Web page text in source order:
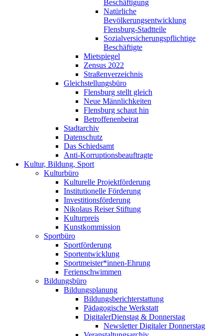
Beschäftigung
Natürliche
Bevölkerungsentwicklung
Flensburg-Stadtteile
Sozialversicherungspflichtige
Beschäftigte
Mietspiegel
Zensus 2022
Straßenverzeichnis
Gleichstellungsbüro
Flensburg stellt gleich
Neue Männlichkeiten
Flensburg schaut hin
Betroffenenbeirat
Stadtarchiv
Datenschutz
Das Schiedsamt
Anti-Korruptionsbeauftragte
Kultur, Bildung, Sport
Kulturbüro
Kulturelle Projektförderung
Institutionelle Förderung
Investitionsförderung
Nikolaus Reiser Stiftung
Kulturpreis
Kunstkommission
Sportbüro
Sportförderung
Sportentwicklung
Sportmeister*innen-Ehrung
Ferienschwimmen
Bildungsbüro
Bildungsplanung
Bildungsberichterstattung
Pädagogische Werkstatt
DigitalerDienstag & Donnerstag
Newsletter Digitaler Donnerstag